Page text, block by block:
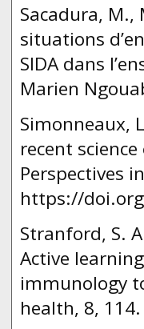
Sacadura, M.,
situations
SIDA dans
Marien
Simonneaux,
recent
Perspectives
https://
Stranford, S.
Active
immunology
health, 8, 114.